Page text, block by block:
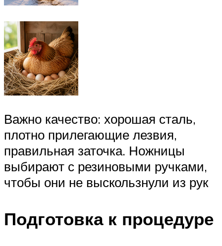
Важно качество: хорошая сталь,
плотно прилегающие лезвия,
правильная заточка. Ножницы
выбирают с резиновыми ручками,
чтобы они не выскользнули из рук
Подготовка к процедуре